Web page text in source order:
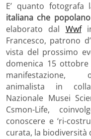
E’ quanto fotografa
italiana che
elaborato dal Wwfin
Francesco, patrono
vista del prossimo
domenica 15
manifestazione,
animalista in
Nazionale Musei
Csmon-Life,
conoscere e ‘ri-
curata, la biodiversità